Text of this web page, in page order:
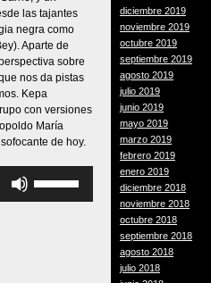
las tajantes
negra como
Aparte de
sobre
nos da pistas
Kepa
con versiones
María
de hoy.
las
teclas
diciembre 2019
noviembre 2019
octubre 2019
septiembre 2019
agosto 2019
julio 2019
junio 2019
mayo 2019
marzo 2019
febrero 2019
enero 2019
diciembre 2018
noviembre 2018
octubre 2018
septiembre 2018
agosto 2018
julio 2018